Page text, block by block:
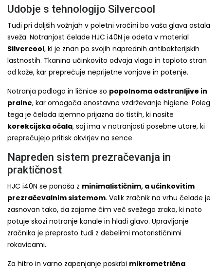
Udobje s tehnologijo Silvercool
Tudi pri daljših vožnjah v poletni vročini bo vaša glava ostala
sveža. Notranjost čelade HJC i40N je odeta v material
Silvercool, ki je znan po svojih naprednih antibakterijskih
lastnostih. Tkanina učinkovito odvaja vlago in toploto stran
od kože, kar preprečuje neprijetne vonjave in potenje.
Notranja podloga in ličnice so popolnoma odstranljive in
pralne, kar omogoča enostavno vzdrževanje higiene. Poleg
tega je čelada izjemno prijazna do tistih, ki nosite
korekcijska očala, saj ima v notranjosti posebne utore, ki
preprečujejo pritisk okvirjev na sence.
Napreden sistem prezračevanja in
praktičnost
HJC i40N se ponaša z minimalističnim, a učinkovitim
prezračevalnim sistemom. Velik zračnik na vrhu čelade je
zasnovan tako, da zajame čim več svežega zraka, ki nato
potuje skozi notranje kanale in hladi glavo. Upravljanje
zračnika je preprosto tudi z debelimi motorističnimi
rokavicami.
Za hitro in varno zapenjanje poskrbi mikrometrična